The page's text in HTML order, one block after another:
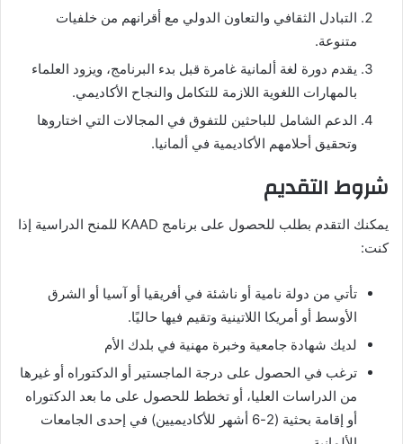
التبادل الثقافي والتعاون الدولي مع أقرانهم من خلفيات
متنوعة.
يقدم دورة لغة ألمانية غامرة قبل بدء البرنامج، ويزود العلماء
بالمهارات اللغوية اللازمة للتكامل والنجاح الأكاديمي.
الدعم الشامل للباحثين للتفوق في المجالات التي اختاروها
وتحقيق أحلامهم الأكاديمية في ألمانيا.
شروط التقديم
يمكنك التقدم بطلب للحصول على برنامج KAAD للمنح الدراسية إذا
كنت:
تأتي من دولة نامية أو ناشئة في أفريقيا أو آسيا أو الشرق
الأوسط أو أمريكا اللاتينية وتقيم فيها حاليًا.
لديك شهادة جامعية وخبرة مهنية في بلدك الأم
ترغب في الحصول على درجة الماجستير أو الدكتوراه أو غيرها
من الدراسات العليا، أو تخطط للحصول على ما بعد الدكتوراه
أو إقامة بحثية (2-6 أشهر للأكاديميين) في إحدى الجامعات